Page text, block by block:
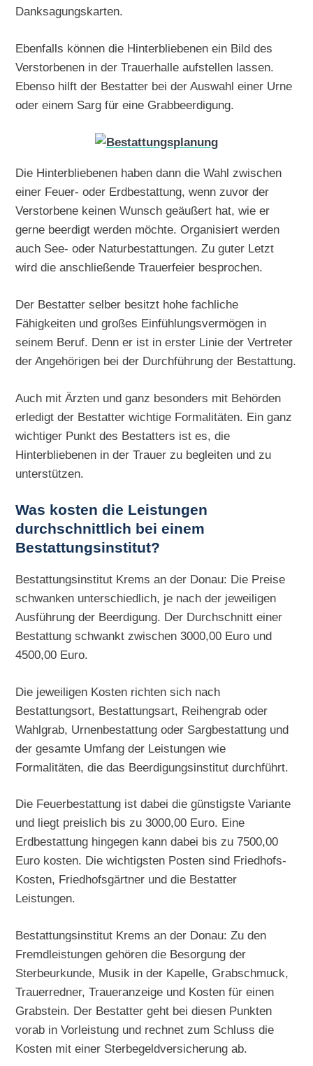
Danksagungskarten.
Ebenfalls können die Hinterbliebenen ein Bild des
Verstorbenen in der Trauerhalle aufstellen lassen.
Ebenso hilft der Bestatter bei der Auswahl einer Urne
oder einem Sarg für eine Grabbeerdigung.
Die Hinterbliebenen haben dann die Wahl zwischen
einer Feuer- oder Erdbestattung, wenn zuvor der
Verstorbene keinen Wunsch geäußert hat, wie er
gerne beerdigt werden möchte. Organisiert werden
auch See- oder Naturbestattungen. Zu guter Letzt
wird die anschließende Trauerfeier besprochen.
Der Bestatter selber besitzt hohe fachliche
Fähigkeiten und großes Einfühlungsvermögen in
seinem Beruf. Denn er ist in erster Linie der Vertreter
der Angehörigen bei der Durchführung der Bestattung.
Auch mit Ärzten und ganz besonders mit Behörden
erledigt der Bestatter wichtige Formalitäten. Ein ganz
wichtiger Punkt des Bestatters ist es, die
Hinterbliebenen in der Trauer zu begleiten und zu
unterstützen.
Was kosten die Leistungen
durchschnittlich bei einem
Bestattungsinstitut?
Bestattungsinstitut Krems an der Donau: Die Preise
schwanken unterschiedlich, je nach der jeweiligen
Ausführung der Beerdigung. Der Durchschnitt einer
Bestattung schwankt zwischen 3000,00 Euro und
4500,00 Euro.
Die jeweiligen Kosten richten sich nach
Bestattungsort, Bestattungsart, Reihengrab oder
Wahlgrab, Urnenbestattung oder Sargbestattung und
der gesamte Umfang der Leistungen wie
Formalitäten, die das Beerdigungsinstitut durchführt.
Die Feuerbestattung ist dabei die günstigste Variante
und liegt preislich bis zu 3000,00 Euro. Eine
Erdbestattung hingegen kann dabei bis zu 7500,00
Euro kosten. Die wichtigsten Posten sind Friedhofs-
Kosten, Friedhofsgärtner und die Bestatter
Leistungen.
Bestattungsinstitut Krems an der Donau: Zu den
Fremdleistungen gehören die Besorgung der
Sterbeurkunde, Musik in der Kapelle, Grabschmuck,
Trauerredner, Traueranzeige und Kosten für einen
Grabstein. Der Bestatter geht bei diesen Punkten
vorab in Vorleistung und rechnet zum Schluss die
Kosten mit einer Sterbegeldversicherung ab.